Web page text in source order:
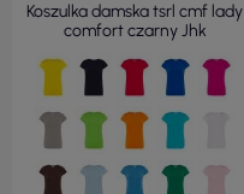
Koszulka damska tsrl cmf lady
comfort czarny Jhk